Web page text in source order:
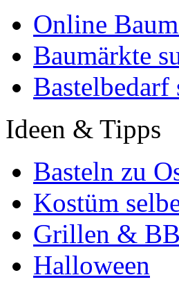
Online
Baumärkte
Bastelbedarf
Ideen & Tipps
Basteln zu
Kostüm
Grillen &
Halloween